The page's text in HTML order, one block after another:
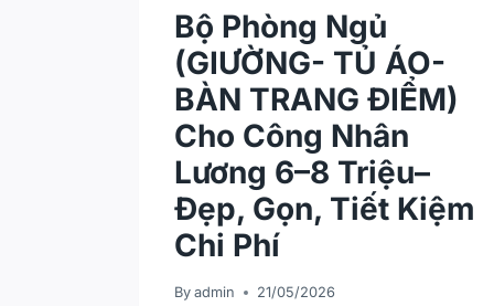
Bộ Phòng Ngủ
(GIƯỜNG- TỦ ÁO-
BÀN TRANG ĐIỂM)
Cho Công Nhân
Lương 6–8 Triệu–
Đẹp, Gọn, Tiết Kiệm
Chi Phí
By admin 21/05/2026